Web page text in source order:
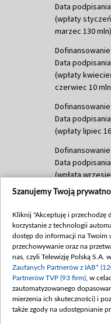
Data
(wpłaty
marzec 130 mln)
Dofinansowanie
Data podpisania
(wpłaty
czerwiec 10
Dofinansowanie
Data podpisania
(wpłaty lipiec
Dofinansowanie
Data podpisania
(wpłata
Dofinansowanie
(wpłata
mln, listopad
Dofinansowanie
Data podpisania
(wpłata
Dofinansowanie
Data
Szanujemy Twoją
Kliknij "Akceptuję i przechodzę
korzystanie z technologii
dostęp do informacji na Twoim
przechowywanie oraz na
nas, czyli Telewizję Polską S.A.
Zaufanych Partnerów z IAB*
Partnerów TVP (93 firm) , w
zautomatyzowanego
mierzenia ich skuteczności) i
także zgody na udostępnianie